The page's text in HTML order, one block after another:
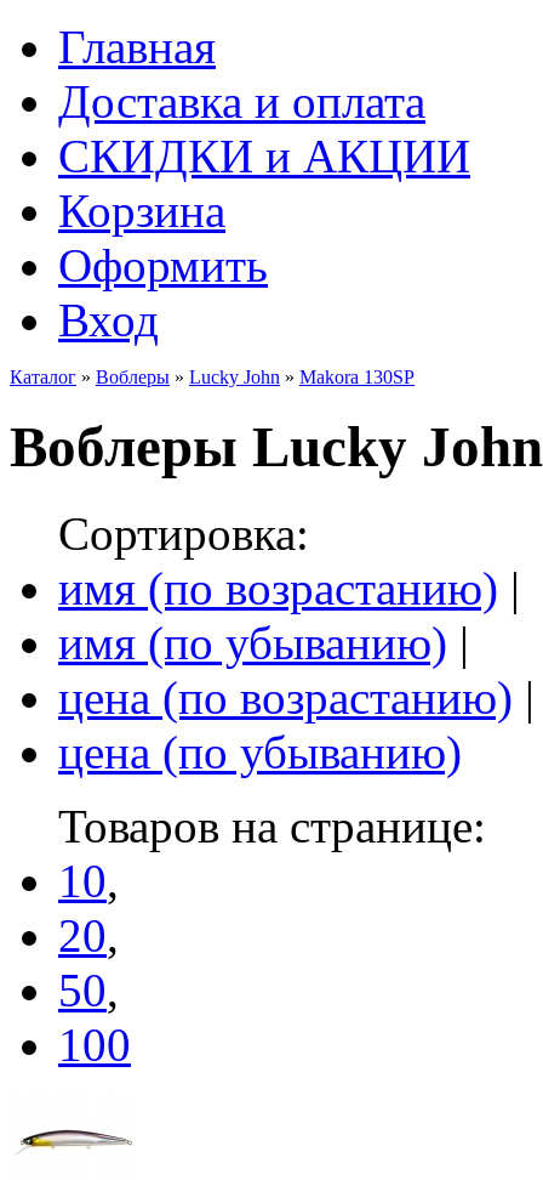
Главная
Доставка и оплата
СКИДКИ и АКЦИИ
Корзина
Оформить
Вход
Каталог » Воблеры » Lucky John » Makora 130SP
Воблеры Lucky
Сортировка:
имя (по возрастанию) |
имя (по убыванию) |
цена (по возрастанию) |
цена (по убыванию)
Товаров на странице:
10,
20,
50,
100